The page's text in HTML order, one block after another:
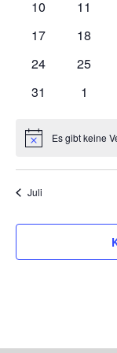
0
10
0
11
0
17
0
18
0
24
0
25
0
31
0
1
HinweisEs gibt keine
Juli